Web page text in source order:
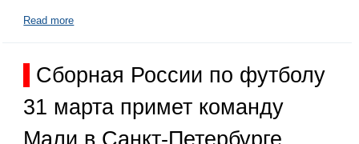
Read more
Сборная России по футболу
31 марта примет команду